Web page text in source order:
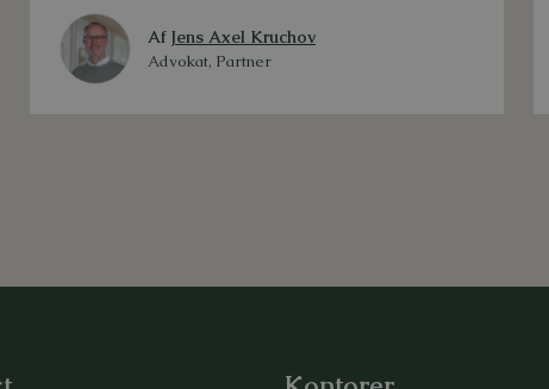
Af Jens Axel Kruchov
Advokat, Partner